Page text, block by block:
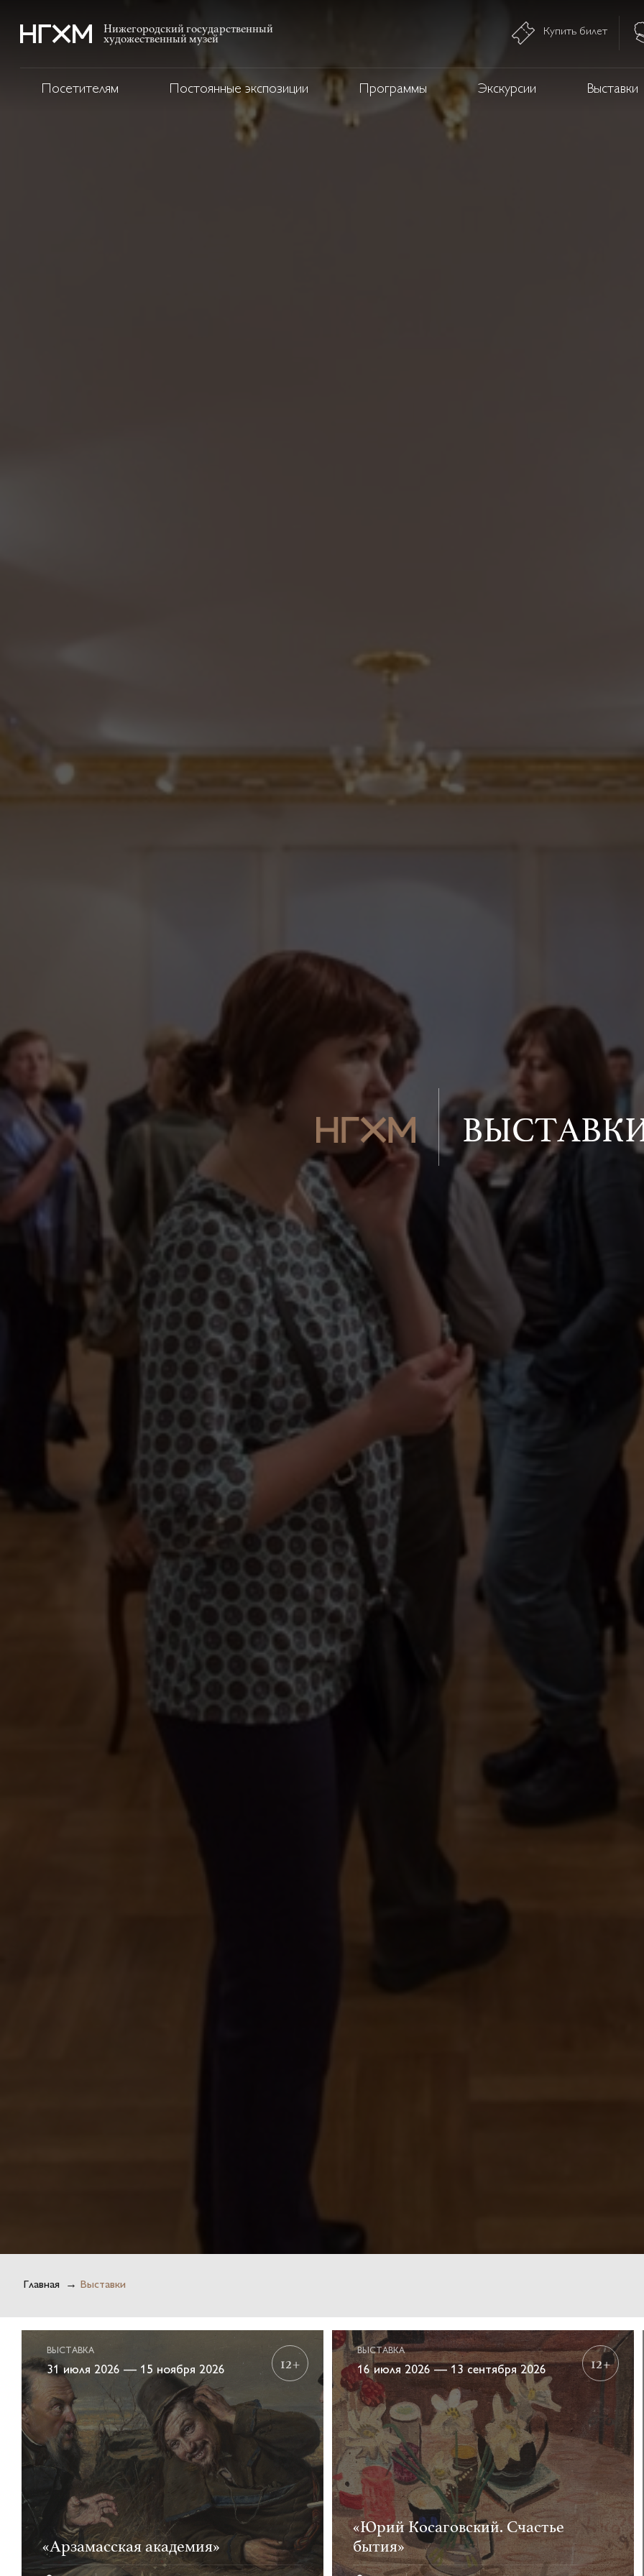
Нижегородский государственный
художественный музей
Купить билет
Посетителям Постоянные экспозиции Программы Экскурсии Выставки
Главная → Выставки
ВЫСТАВКА
31 июля 2026 — 15 ноября 2026 12+
«Арзамасская академия»
ВЫСТАВКА
16 июля 2026 — 13 сентября 2026 12+
«Юрий Косаговский. Счастье
бытия»